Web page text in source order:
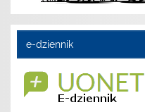
e-dziennik